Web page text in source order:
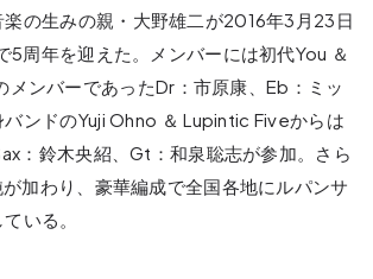
楽の生みの親・大野雄二が2016年3月23日
5周年を迎えた。メンバーには初代You ＆
ンバーであったDr：市原康、Eb：ミッ
ンドのYuji Ohno ＆ Lupintic Fiveからは
：鈴木央紹、Gt：和泉聡志が参加。さら
加わり、豪華編成で全国各地にルパンサ
いる。